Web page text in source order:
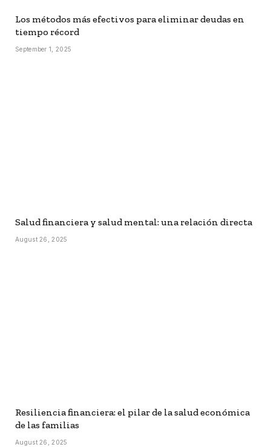
Los métodos más efectivos para eliminar deudas en
tiempo récord
September 1, 2025
Salud financiera y salud mental: una relación directa
August 26, 2025
Resiliencia financiera: el pilar de la salud económica
de las familias
August 26, 2025